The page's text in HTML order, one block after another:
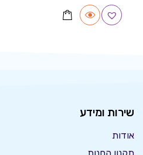
שירות ומידע
אודות